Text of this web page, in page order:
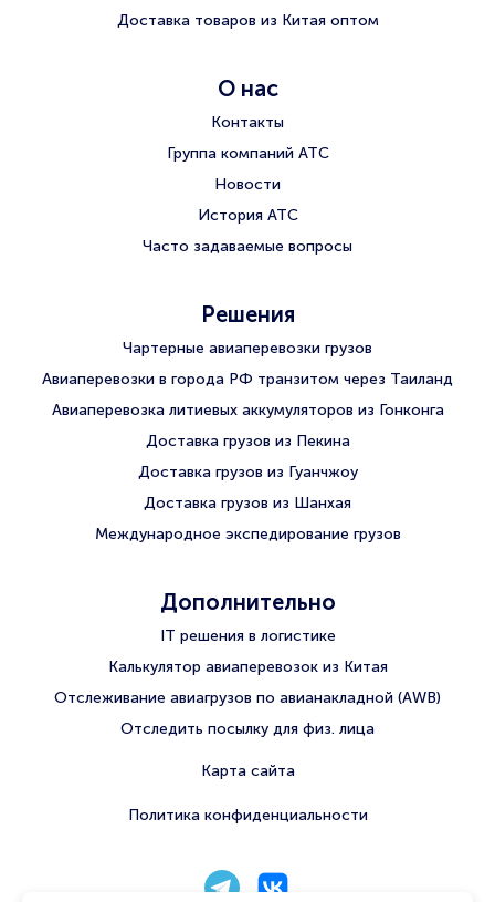
Доставка товаров из Китая оптом
О нас
Контакты
Группа компаний АТС
Новости
История АТС
Часто задаваемые вопросы
Решения
Чартерные авиаперевозки грузов
Авиаперевозки в города РФ транзитом через Таиланд
Авиаперевозка литиевых аккумуляторов из Гонконга
Доставка грузов из Пекина
Доставка грузов из Гуанчжоу
Доставка грузов из Шанхая
Международное экспедирование грузов
Дополнительно
IT решения в логистике
Калькулятор авиаперевозок из Китая
Отслеживание авиагрузов по авианакладной (AWB)
Отследить посылку для физ. лица
Карта сайта
Политика конфиденциальности